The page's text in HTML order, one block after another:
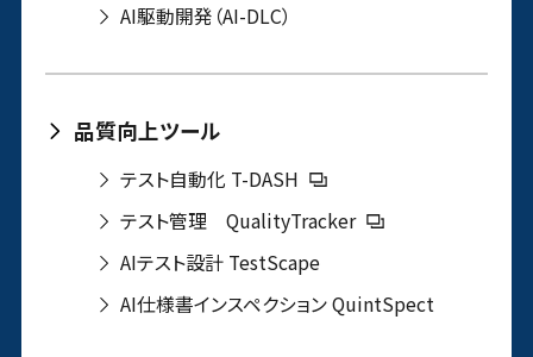
AI駆動開発（AI-DLC）
品質向上ツール
テスト自動化 T-DASH
テスト管理 QualityTracker
AIテスト設計 TestScape
AI仕様書インスペクション QuintSpect